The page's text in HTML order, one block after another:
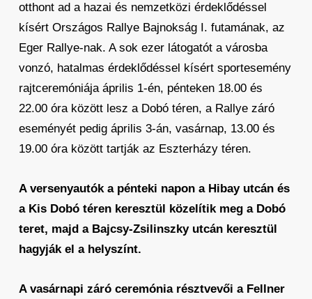
otthont ad a hazai és nemzetközi érdeklődéssel
kísért Országos Rallye Bajnokság I. futamának, az
Eger Rallye-nak. A sok ezer látogatót a városba
vonzó, hatalmas érdeklődéssel kísért sportesemény
rajtceremóniája április 1-én, pénteken 18.00 és
22.00 óra között lesz a Dobó téren, a Rallye záró
eseményét pedig április 3-án, vasárnap, 13.00 és
19.00 óra között tartják az Eszterházy téren.
A versenyautók a pénteki napon a Hibay utcán és
a Kis Dobó téren keresztül közelítik meg a Dobó
teret, majd a Bajcsy-Zsilinszky utcán keresztül
hagyják el a helyszínt.
A vasárnapi záró ceremónia résztvevői a Fellner